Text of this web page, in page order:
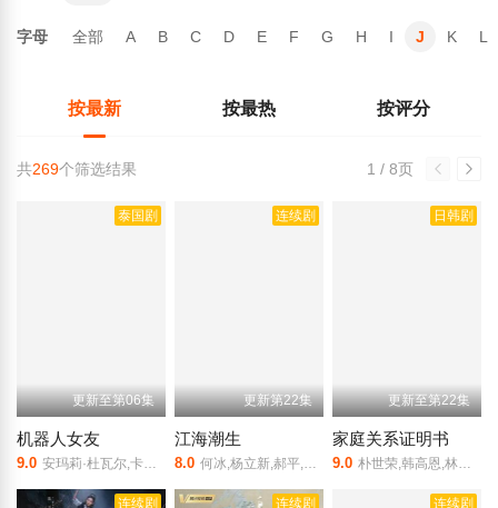
字母 全部 A B C D E F G H I J K L
按最新 按最热 按评分
1 / 8页
共269个筛选结果
泰国剧
更新至第06集
机器人女友
9.0 安玛莉·杜瓦尔,卡薇萨拉·辛普洛
连续剧
更新第22集
江海潮生
8.0 何冰,杨立新,郝平,王鸥,海一天,黑子,谭洋,焦刚,丁柳元,焉栩嘉,陈乔恩,刘佳,毕彦君,董勇,沈保平,何中华,刘向京,仁龙,周征波,李佳宁,张喜前,臧金生,徐僧,王建新,张风,刘蕾,侯析焱,秦天宇,辛鹏
日韩剧
更新至第22集
家庭关系证明书
9.0 朴世荣,韩高恩,林志恩,成伊言,朴率拉,徐道永,全胜彬
连续剧 连续剧 连续剧